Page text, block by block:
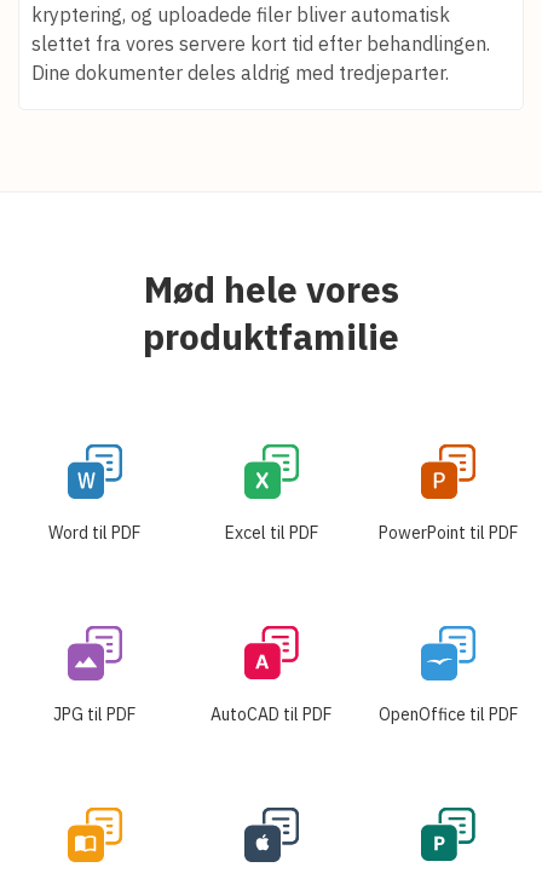
kryptering, og uploadede filer bliver automatisk
slettet fra vores servere kort tid efter behandlingen.
Dine dokumenter deles aldrig med tredjeparter.
Mød hele vores
produktfamilie
Word til PDF Excel til PDF PowerPoint til PDF
JPG til PDF AutoCAD til PDF OpenOffice til PDF